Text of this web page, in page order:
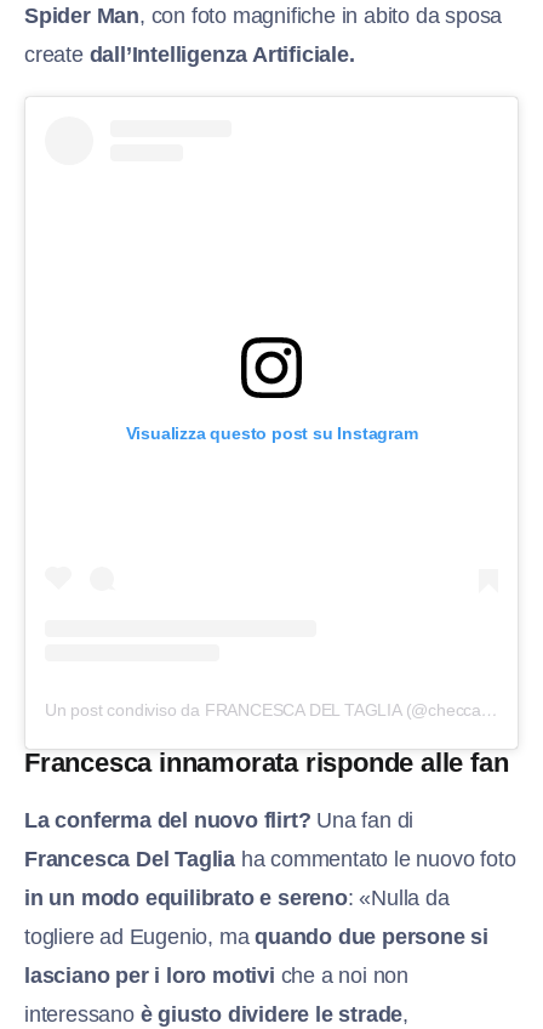
Spider Man, con foto magnifiche in abito da sposa
create dall’Intelligenza Artificiale.
Visualizza questo post su Instagram
Un post condiviso da FRANCESCA DEL TAGLIA (@checcadt)
Francesca innamorata risponde alle fan
La conferma del nuovo flirt? Una fan di
Francesca Del Taglia ha commentato le nuovo foto
in un modo equilibrato e sereno: «Nulla da
togliere ad Eugenio, maquando due persone si
lasciano per i loro motivi che a noi non
interessanoè giusto dividere le strade,